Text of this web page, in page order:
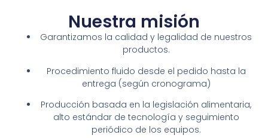
Nuestra misión
Garantizamos la calidad y legalidad de nuestros
productos.
Procedimiento fluido desde el pedido hasta la
entrega (según cronograma)
Producción basada en la legislación alimentaria,
alto estándar de tecnología y seguimiento
periódico de los equipos.